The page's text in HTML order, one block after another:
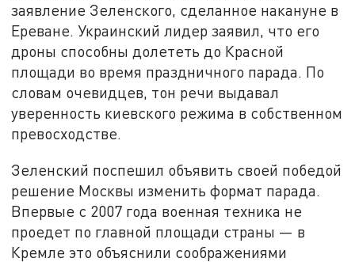
заявление Зеленского, сделанное накануне в
Ереване. Украинский лидер заявил, что его
дроны способны долететь до Красной
площади во время праздничного парада. По
словам очевидцев, тон речи выдавал
уверенность киевского режима в собственном
превосходстве.
Зеленский поспешил объявить своей победой
решение Москвы изменить формат парада.
Впервые с 2007 года военная техника не
проедет по главной площади страны — в
Кремле это объяснили соображениями